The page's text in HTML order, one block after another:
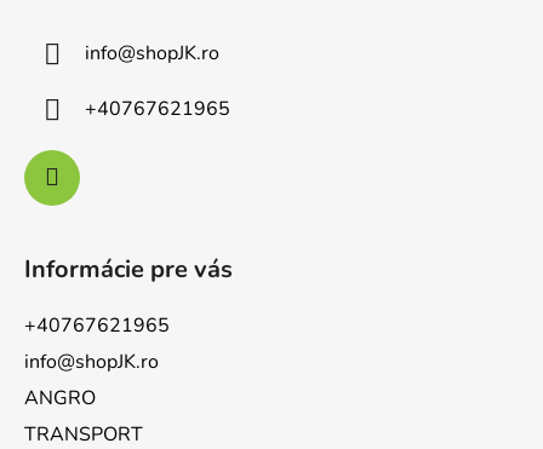
info@shopJK.ro
+40767621965
Informácie pre vás
+40767621965
info@shopJK.ro
ANGRO
TRANSPORT